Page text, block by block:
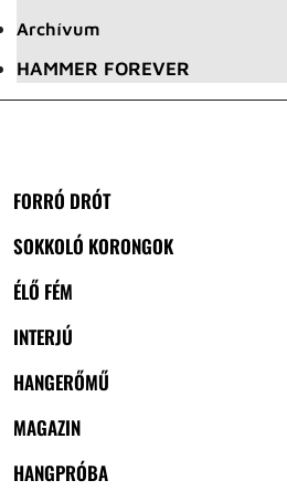
Archívum
HAMMER FOREVER
FORRÓ DRÓT
SOKKOLÓ KORONGOK
ÉLŐ FÉM
INTERJÚ
HANGERŐMŰ
MAGAZIN
HANGPRÓBA